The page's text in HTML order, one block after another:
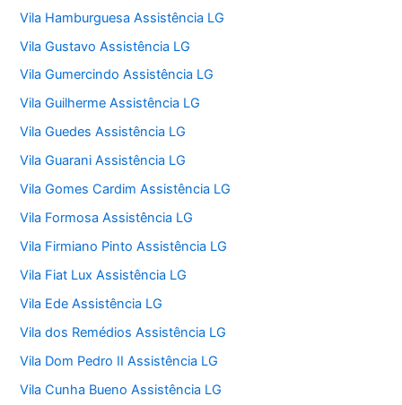
Vila Hamburguesa Assistência LG
Vila Gustavo Assistência LG
Vila Gumercindo Assistência LG
Vila Guilherme Assistência LG
Vila Guedes Assistência LG
Vila Guarani Assistência LG
Vila Gomes Cardim Assistência LG
Vila Formosa Assistência LG
Vila Firmiano Pinto Assistência LG
Vila Fiat Lux Assistência LG
Vila Ede Assistência LG
Vila dos Remédios Assistência LG
Vila Dom Pedro II Assistência LG
Vila Cunha Bueno Assistência LG